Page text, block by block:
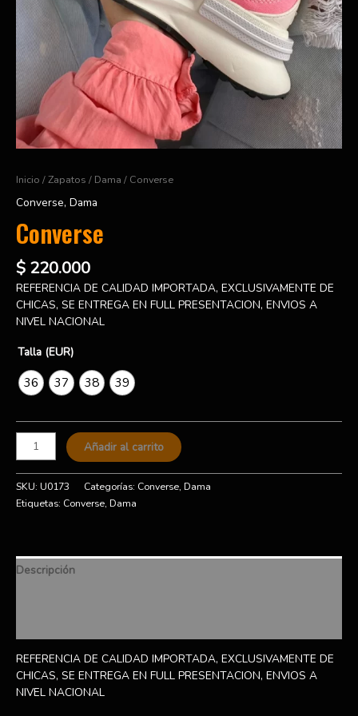
Inicio /Zapatos / Dama / Converse
Converse, Dama
Converse
$ 220.000
REFERENCIA DE CALIDAD IMPORTADA, EXCLUSIVAMENTE DE
CHICAS, SE ENTREGA EN FULL PRESENTACION, ENVIOS A
NIVEL NACIONAL
Talla (EUR)
36 37 38 39
Añadir al carrito
SKU: U0173 Categorías: Converse, Dama
Etiquetas: Converse, Dama
Descripción
REFERENCIA DE CALIDAD IMPORTADA, EXCLUSIVAMENTE DE
CHICAS, SE ENTREGA EN FULL PRESENTACION, ENVIOS A
NIVEL NACIONAL